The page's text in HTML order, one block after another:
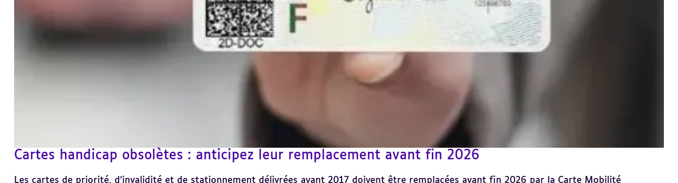
Cartes handicap obsolètes : anticipez leur remplacement avant fin 2026
Les cartes de priorité, d’invalidité et de stationnement délivrées avant 2017 doivent être remplacées avant fin 2026 par la Carte Mobilité